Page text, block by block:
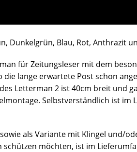
Dunkelgrün, Blau, Rot, Anthrazit
für Zeitungsleser mit dem
lange erwartete Post schon
Letterman 2 ist 40cm breit und
Selbstverständlich ist
als Variante mit Klingel und/
möchten, ist im